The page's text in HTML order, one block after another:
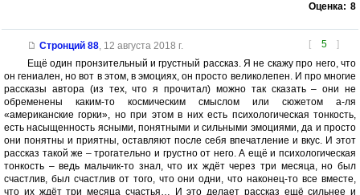
Оценка: 8
[ 5 ]
Стронций 88, 12 августа 2018 г.
Ещё один пронзительный и грустный рассказ. Я не скажу про него, что
он гениален, но вот в этом, в эмоциях, он просто великолепен. И про многие
рассказы автора (из тех, что я прочитал) можно так сказать – они не
обременены каким-то космическим смыслом или сюжетом а-ля
«американские горки», но при этом в них есть психологическая тонкость,
есть насыщенность ясными, понятными и сильными эмоциями, да и просто
они понятны и приятны, оставляют после себя впечатление и вкус. И этот
рассказ такой же – трогательно и грустно от него. А ещё и психологическая
тонкость – ведь мальчик-то знал, что их ждёт через три месяца, но был
счастлив, был счастлив от того, что они одни, что наконец-то все вместе,
что их ждёт три месяца счастья… И это делает рассказ ещё сильнее и